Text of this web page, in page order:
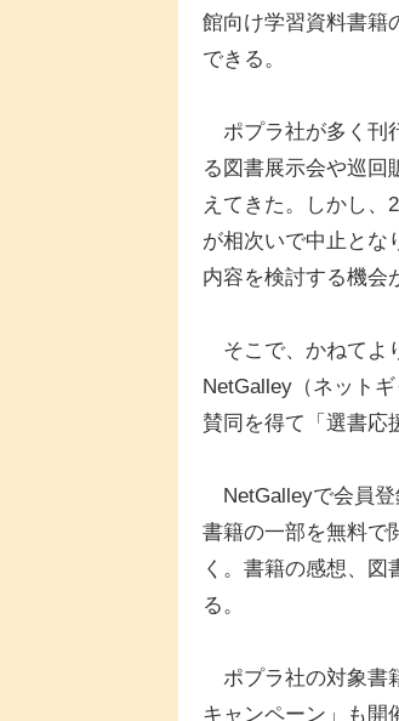
館向け学習資料書籍
できる。
ポプラ社が多く刊
る図書展示会や巡回
えてきた。しかし、
が相次いで中止とな
内容を検討する機会
そこで、かねてよ
NetGalley（ネット
賛同を得て「選書応
NetGalleyで会員登
書籍の一部を無料で
く。書籍の感想、
る。
ポプラ社の対象書
キャンペーン」も開